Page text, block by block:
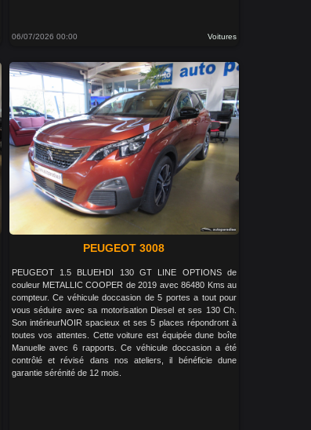
06/07/2026 00:00 Voitures
PEUGEOT 3008
PEUGEOT 1.5 BLUEHDI 130 GT LINE OPTIONS de
couleur METALLIC COOPER de 2019 avec 86480 Kms au
compteur. Ce véhicule doccasion de 5 portes a tout pour
vous séduire avec sa motorisation Diesel et ses 130 Ch.
Son intérieurNOIR spacieux et ses 5 places répondront à
toutes vos attentes. Cette voiture est équipée dune boîte
Manuelle avec 6 rapports. Ce véhicule doccasion a été
contrôlé et révisé dans nos ateliers, il bénéficie dune
garantie sérénité de 12 mois.